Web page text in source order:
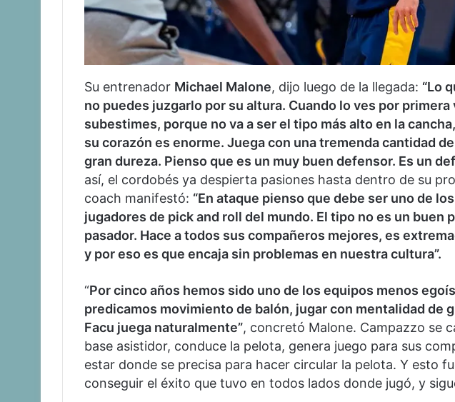
Su entrenador Michael Malone, dijo luego de la llegada: “Lo
no puedes juzgarlo por su altura. Cuando lo ves por
subestimes, porque no va a ser el tipo más alto en la
su corazón es enorme. Juega con una tremenda cantidad
gran dureza. Pienso que es un muy buen defensor. Es un
así, el cordobés ya despierta pasiones hasta dentro de su
coach manifestó: “En ataque pienso que debe ser uno de
jugadores de pick and roll del mundo. El tipo no es un buen
pasador. Hace a todos sus compañeros mejores, es
y por eso es que encaja sin problemas en nuestra cultura”.
“Por cinco años hemos sido uno de los equipos menos
predicamos movimiento de balón, jugar con mentalidad de
Facu juega naturalmente”, concretó Malone. Campazzo se
base asistidor, conduce la pelota, genera juego para sus
estar donde se precisa para hacer circular la pelota. Y esto
conseguir el éxito que tuvo en todos lados donde jugó, y